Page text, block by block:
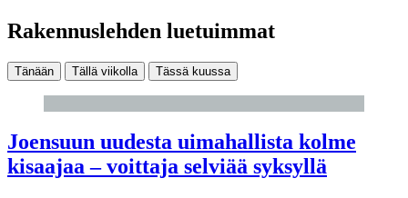
Rakennuslehden luetuimmat
Tänään Tällä viikolla Tässä kuussa
Joensuun uudesta uimahallista kolme
kisaajaa – voittaja selviää syksyllä